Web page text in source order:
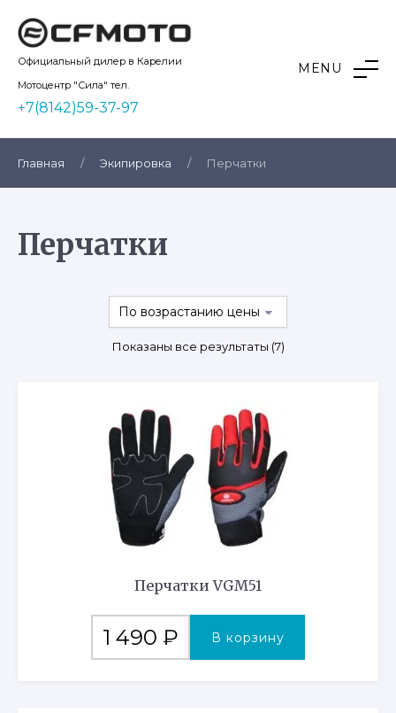
content
Kvadro10
Официальный дилер в Карелии
Мотоцентр "Сила" тел.
+7(8142)59-37-97
MENU
Главная / Экипировка / Перчатки
Перчатки
Показаны все результаты (7)Цены:
Перчатки VGM51
1 490 ₽ В корзину